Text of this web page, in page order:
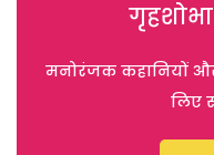
मनोरंजक कहानियों
लिए